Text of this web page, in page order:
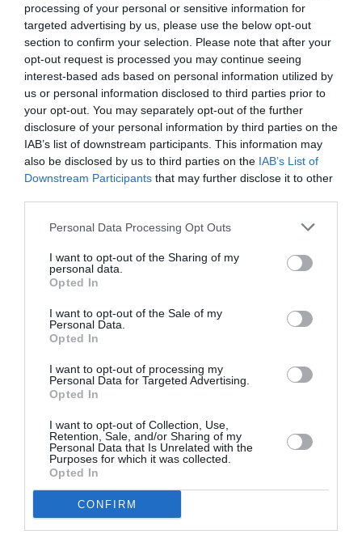
processing of your personal or sensitive information for
targeted advertising by us, please use the below opt-out
section to confirm your selection. Please note that after your
opt-out request is processed you may continue seeing
interest-based ads based on personal information utilized by
us or personal information disclosed to third parties prior to
your opt-out. You may separately opt-out of the further
disclosure of your personal information by third parties on the
IAB’s list of downstream participants. This information may
also be disclosed by us to third parties on the IAB’s List of
Downstream Participants that may further disclose it to other
Personal Data Processing Opt Outs
I want to opt-out of the Sharing of my
personal data.
Opted In
I want to opt-out of the Sale of my
Personal Data.
Opted In
I want to opt-out of processing my
Personal Data for Targeted Advertising.
Opted In
I want to opt-out of Collection, Use,
Retention, Sale, and/or Sharing of my
Personal Data that Is Unrelated with the
Purposes for which it was collected.
Opted In
CONFIRM
δαιδαλώδες πλαίσιοπροκειμένου να
διασφαλίσει τααυτονόητα: τησυνένωσήτου
με ταανήλικα παιδιά του, τα οποία είχε άδικα
αποχωρισθεί, και τη χορήγηση των δικαιωμάτων
του ως αιτών αλλά και στη συνέχεια ως
αναγνωρισμένος δικαιούχος διεθνούς
προστασίας. Ενδεικτικά, δεν απαντήθηκε ποτέ
από τις αρχές το αίτημά του για παροχή
συνθηκών υποδοχής, δεν μπορούσε να ενταχθεί
στο πρόγραμμα στέγασης HELIOS ως
αναγνωρισμένος πρόσφυγας επειδή λόγω της
προφυλάκισης του δεν διέμενε προηγουμένως σε
να αιτηθεί γιαεπίδομα
αλληλεγγύης
διέθετε ταξιδιωτικά έγγραφα – και άρα
τραπεζικό λογαριασμό.
Το μόνο νομιμοποιητικό έγγραφο που
διέθετε ήταν το έγγραφο
αποφυλάκισης μέχρι την, κατόπιν